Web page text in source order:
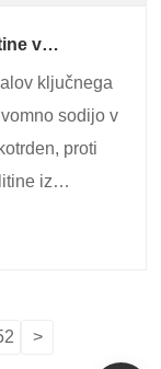
v
ključnega
sodijo v
proti
iz
>